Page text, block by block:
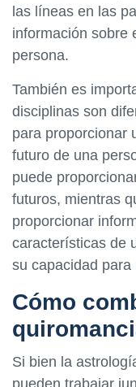
las líneas en las
información sobre
persona.
También es
disciplinas son
para proporcionar
futuro de una
puede
futuros, mientras
proporcionar
características de
su capacidad
Cómo
Si bien la
pueden trabajar